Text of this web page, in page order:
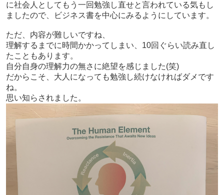
に社会人としてもう一回勉強し直せと言われている気もし
ましたので、ビジネス書を中心にみるようにしています。
ただ、内容が難しいですね、
理解するまでに時間かかってしまい、10回ぐらい読み直し
たこともあります。
自分自身の理解力の無さに絶望を感じました(笑)
だからこそ、大人になっても勉強し続けなければダメです
ね。
思い知らされました。